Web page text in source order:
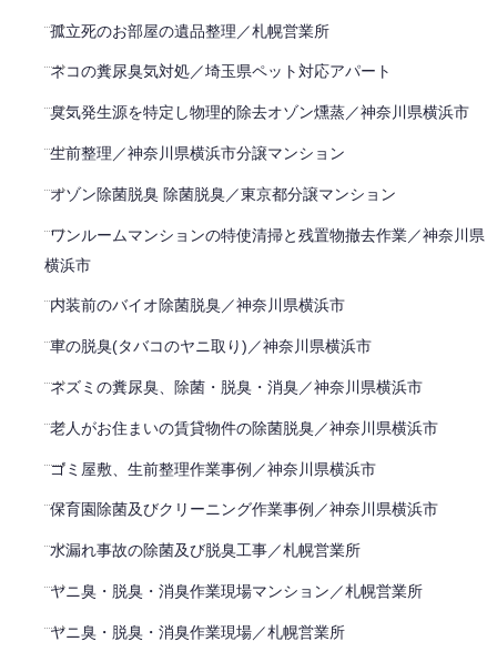
孤立死のお部屋の遺品整理／札幌営業所
ネコの糞尿臭気対処／埼玉県ペット対応アパート
臭気発生源を特定し物理的除去オゾン燻蒸／神奈川県横浜市
生前整理／神奈川県横浜市分譲マンション
オゾン除菌脱臭 除菌脱臭／東京都分譲マンション
ワンルームマンションの特使清掃と残置物撤去作業／神奈川県
横浜市
内装前のバイオ除菌脱臭／神奈川県横浜市
車の脱臭(タバコのヤニ取り)／神奈川県横浜市
ネズミの糞尿臭、除菌・脱臭・消臭／神奈川県横浜市
老人がお住まいの賃貸物件の除菌脱臭／神奈川県横浜市
ゴミ屋敷、生前整理作業事例／神奈川県横浜市
保育園除菌及びクリーニング作業事例／神奈川県横浜市
水漏れ事故の除菌及び脱臭工事／札幌営業所
ヤニ臭・脱臭・消臭作業現場マンション／札幌営業所
ヤニ臭・脱臭・消臭作業現場／札幌営業所